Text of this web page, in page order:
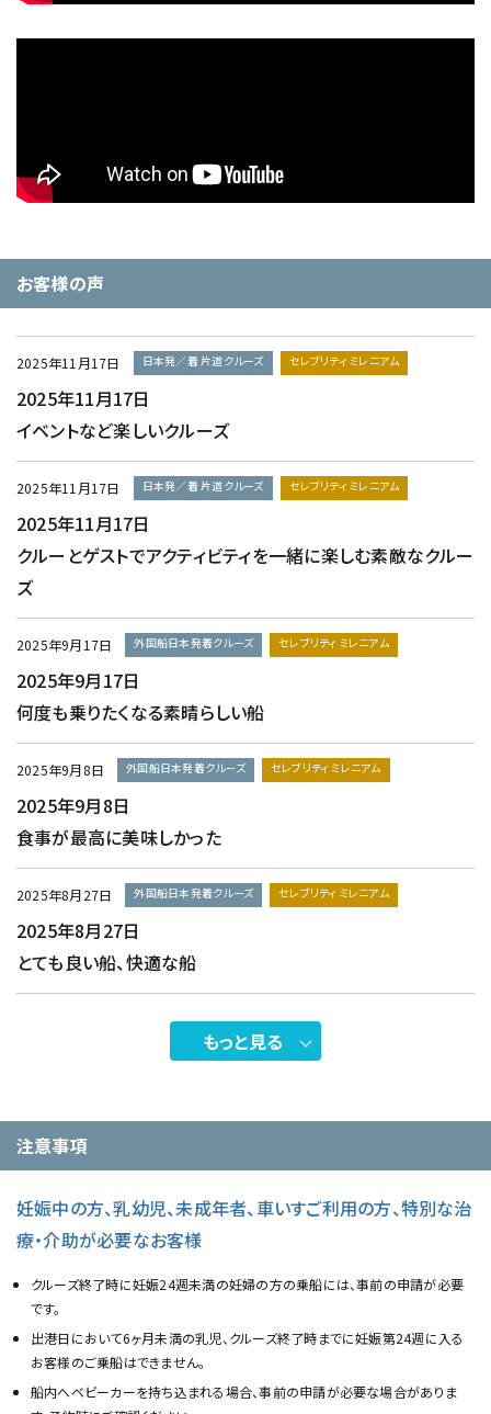
お客様の声
2025年11月17日 日本発／着 片道クルーズ セレブリティ ミレニアム
2025年11月17日
イベントなど楽しいクルーズ
2025年11月17日 日本発／着 片道クルーズ セレブリティ ミレニアム
2025年11月17日
クルーとゲストでアクティビティを一緒に楽しむ素敵なクルー
ズ
2025年9月17日 外国船日本発着クルーズ セレブリティ ミレニアム
2025年9月17日
何度も乗りたくなる素晴らしい船
2025年9月8日 外国船日本発着クルーズ セレブリティ ミレニアム
2025年9月8日
食事が最高に美味しかった
2025年8月27日 外国船日本発着クルーズ セレブリティ ミレニアム
2025年8月27日
とても良い船、快適な船
もっと見る
注意事項
妊娠中の方、乳幼児、未成年者、車いすご利用の方、特別な治
療・介助が必要なお客様
クルーズ終了時に妊娠24週未満の妊婦の方の乗船には、事前の申請が必要
です。
出港日において6ヶ月未満の乳児、クルーズ終了時までに妊娠第24週に入る
お客様のご乗船はできません。
船内へベビーカーを持ち込まれる場合、事前の申請が必要な場合がありま